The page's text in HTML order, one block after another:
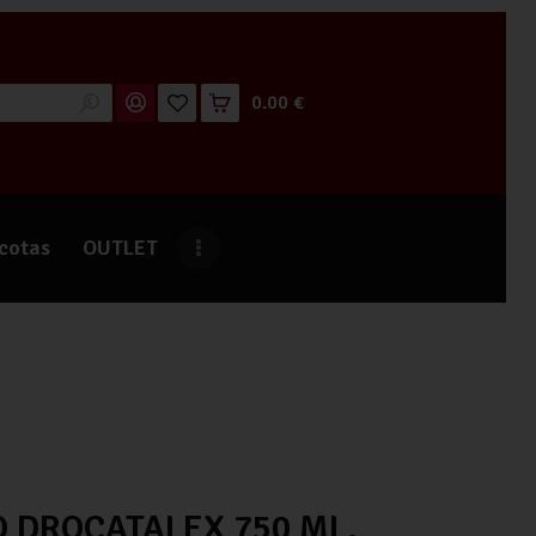
0.00 €
OUTLET